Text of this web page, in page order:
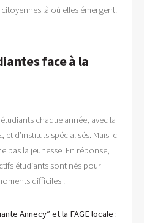
là où elles émergent.
face à la
chaque année, avec la
et d’instituts spécialisés. Mais ici
pas la jeunesse. En réponse,
étudiants sont nés pour
difficiles :
Annecy” et la FAGE locale :